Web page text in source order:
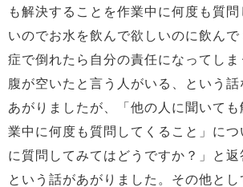
も解決することを作業中に何度も質
いのでお水を飲んで欲しいのに飲ん
症で倒れたら自分の責任になってし
腹が空いたと言う人がいる、という話
あがりましたが、「他の人に聞いて
業中に何度も質問してくること」につ
に質問してみてはどうですか？」と
という話があがりました。その他とし